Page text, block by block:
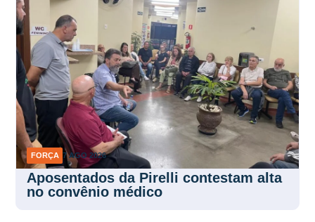
FORÇA 7 AGO 2026
Aposentados da Pirelli contestam alta
no convênio médico